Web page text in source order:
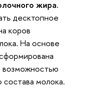
жира.
десктопное
коров
На основе
возможностью
состава молока.